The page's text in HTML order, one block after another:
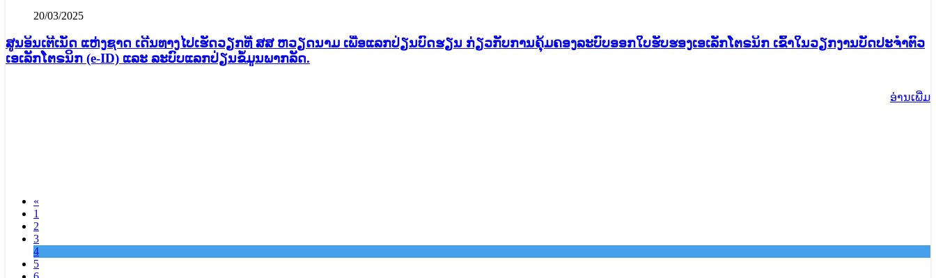
20/03/2025
ສູນອິນເຕີເນັດ ແຫ່ງຊາດ ເດີນທາງໄປເຮັດວຽກທີ່ ສສ ຫວຽດນາມ ເພື່ອແລກປ່ຽນບົດຮຽນ ກ່ຽວກັບການຄຸ້ມຄອງລະບົບອອກໃບຮັບຮອງເອເລັກໂຕຣນິກ ເຂົ້າໃນວຽກງານບັດປະຈຳຕົວ
ເອເລັກໂຕຣນິກ (e-ID) ແລະ ລະບົບແລກປ່ຽນຂໍ້ມູນພາກລັດ.
ອ່ານ​ເພີ່ມ
«
1
2
3
4
5